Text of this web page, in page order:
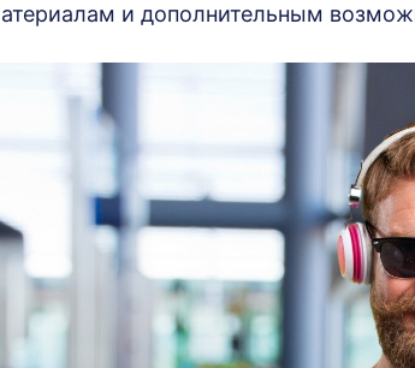
и дополнительным